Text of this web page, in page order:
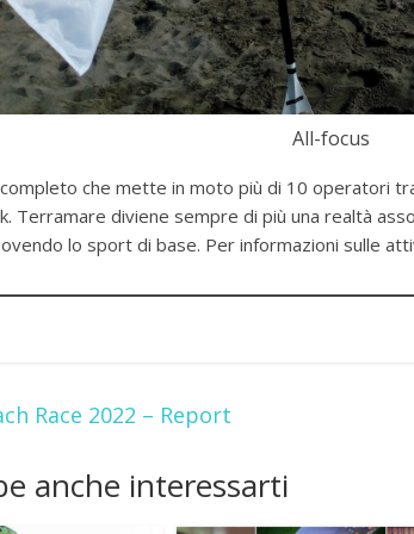
All-focus
che mette in moto più di 10 operatori
Terramare diviene sempre di più una realtà
lo sport di base. Per informazioni sulle
Race 2022 – Report
anche interessarti